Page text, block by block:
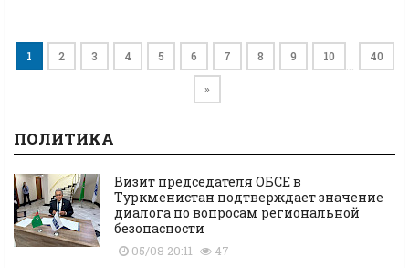
1 2 3 4 5 6 7 8 9 10 … 40
»
ПОЛИТИКА
Визит председателя ОБСЕ в
Туркменистан подтверждает значение
диалога по вопросам региональной
безопасности
05/08 20:11 47